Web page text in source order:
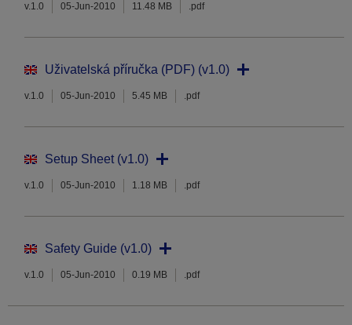
v.1.0 05-Jun-2010 11.48 MB .pdf
Uživatelská příručka (PDF) (v1.0)
v.1.0 05-Jun-2010 5.45 MB .pdf
Setup Sheet (v1.0)
v.1.0 05-Jun-2010 1.18 MB .pdf
Safety Guide (v1.0)
v.1.0 05-Jun-2010 0.19 MB .pdf